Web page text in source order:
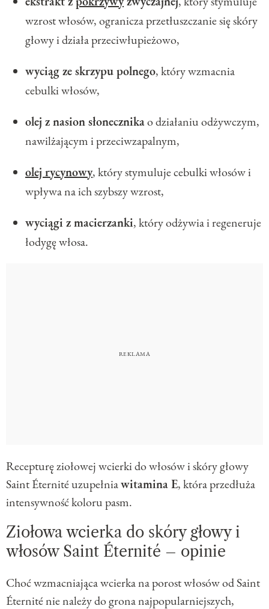
wzrost włosów, ogranicza przetłuszczanie się skóry
głowy i działa przeciwłupieżowo,
wyciąg ze skrzypu polnego, który wzmacnia
cebulki włosów,
olej z nasion słonecznikao działaniu odżywczym,
nawilżającym i przeciwzapalnym,
olej rycynowy, który stymuluje cebulki włosów i
wpływa na ich szybszy wzrost,
wyciągi z macierzanki, który odżywia i regeneruje
łodygę włosa.
Recepturę ziołowej wcierki do włosów i skóry głowy
Saint Éternité uzupełniawitamina E, która przedłuża
intensywność koloru pasm.
Ziołowa wcierka do skóry głowy i
włosów Saint Éternité – opinie
Choć wzmacniająca wcierka na porost włosów od Saint
Éternité nie należy do grona najpopularniejszych,